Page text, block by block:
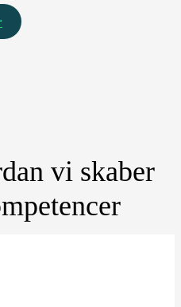
vi skaber